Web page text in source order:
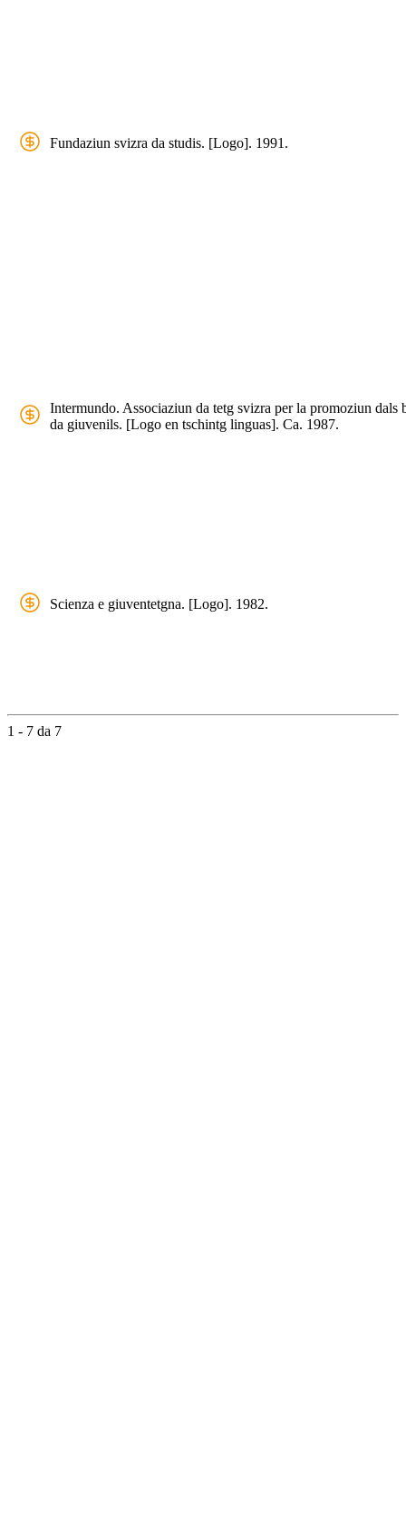
Fundaziun svizra da studis. [Logo]. 1991.
Intermundo. Associaziun da tetg svizra per la promoziun dals
da giuvenils. [Logo en tschintg linguas]. Ca. 1987.
Scienza e giuventetgna. [Logo]. 1982.
1 - 7 da 7